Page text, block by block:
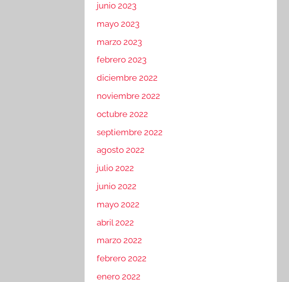
junio 2023
mayo 2023
marzo 2023
febrero 2023
diciembre 2022
noviembre 2022
octubre 2022
septiembre 2022
agosto 2022
julio 2022
junio 2022
mayo 2022
abril 2022
marzo 2022
febrero 2022
enero 2022